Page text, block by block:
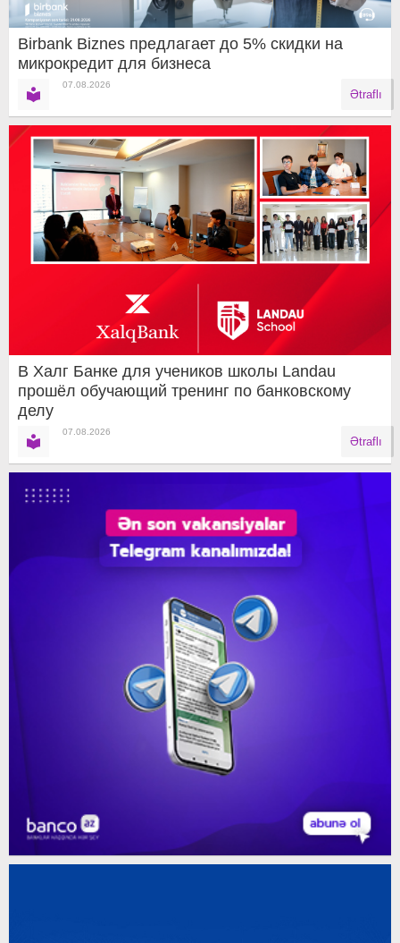
Birbank Biznes предлагает до 5% скидки на
микрокредит для бизнеса
07.08.2026
Ətraflı
В Халг Банке для учеников школы Landau
прошёл обучающий тренинг по банковскому
делу
07.08.2026
Ətraflı